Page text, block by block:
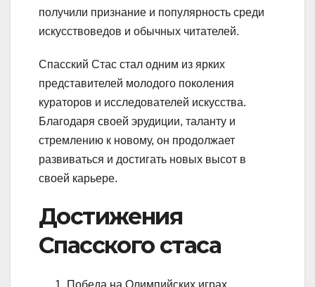
получили признание и популярность среди
искусствоведов и обычных читателей.
Спасский Стас стал одним из ярких
представителей молодого поколения
кураторов и исследователей искусства.
Благодаря своей эрудиции, таланту и
стремлению к новому, он продолжает
развиваться и достигать новых высот в
своей карьере.
Достижения
Спасского стаса
Победа на Олимпийских играх.